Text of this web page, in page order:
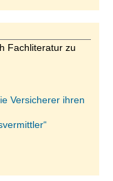
Fachliteratur zu
Versicherer ihren